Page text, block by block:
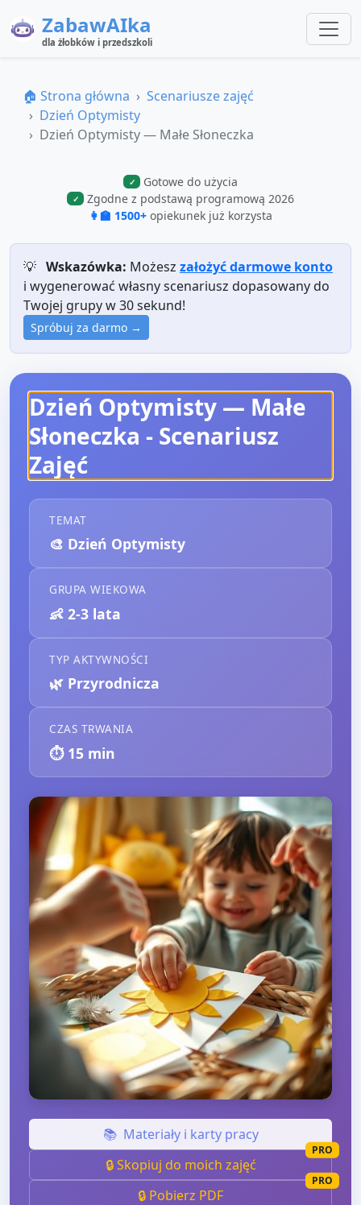
ZabawAIka
dla żłobków i przedszkoli
🏠 Strona główna
Scenariusze zajęć
Dzień Optymisty
Dzień Optymisty — Małe Słoneczka
✓ Gotowe do użycia
✓
Zgodne z podstawą programową 2026
👩‍🏫 1500+ opiekunek już korzysta
💡 Wskazówka: Możesz założyć darmowe konto
i wygenerować własny scenariusz dopasowany do
Twojej grupy w 30 sekund!
Spróbuj za darmo →
Dzień Optymisty — Małe
Słoneczka - Scenariusz
Zajęć
TEMAT
🎨 Dzień Optymisty
GRUPA WIEKOWA
👶 2-3 lata
TYP AKTYWNOŚCI
🌿 Przyrodnicza
CZAS TRWANIA
⏱️ 15 min
📚 Materiały i karty pracy
🔒 Skopiuj do moich zajęć
PRO
🔒 Pobierz PDF
PRO